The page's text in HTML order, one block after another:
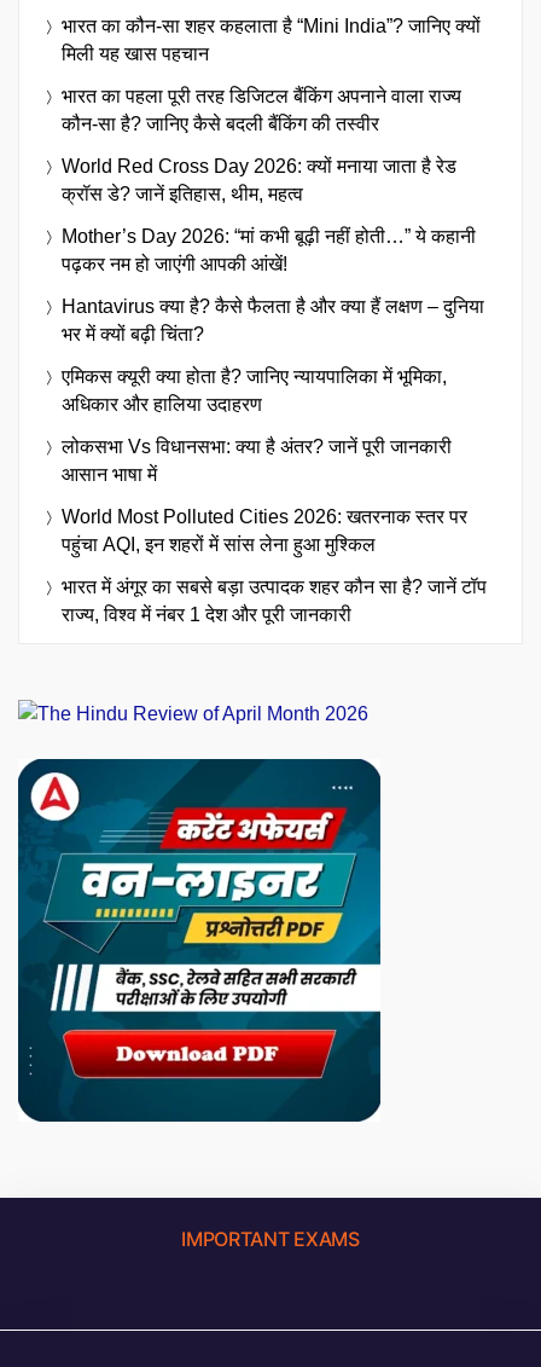
भारत का कौन-सा शहर कहलाता है “Mini India”? जानिए क्यों
मिली यह खास पहचान
भारत का पहला पूरी तरह डिजिटल बैंकिंग अपनाने वाला राज्य
कौन-सा है? जानिए कैसे बदली बैंकिंग की तस्वीर
World Red Cross Day 2026: क्यों मनाया जाता है रेड
क्रॉस डे? जानें इतिहास, थीम, महत्व
Mother’s Day 2026: “मां कभी बूढ़ी नहीं होती…” ये कहानी
पढ़कर नम हो जाएंगी आपकी आंखें!
Hantavirus क्या है? कैसे फैलता है और क्या हैं लक्षण – दुनिया
भर में क्यों बढ़ी चिंता?
एमिकस क्यूरी क्या होता है? जानिए न्यायपालिका में भूमिका,
अधिकार और हालिया उदाहरण
लोकसभा Vs विधानसभा: क्या है अंतर? जानें पूरी जानकारी
आसान भाषा में
World Most Polluted Cities 2026: खतरनाक स्तर पर
पहुंचा AQI, इन शहरों में सांस लेना हुआ मुश्किल
भारत में अंगूर का सबसे बड़ा उत्पादक शहर कौन सा है? जानें टॉप
राज्य, विश्व में नंबर 1 देश और पूरी जानकारी
IMPORTANT EXAMS